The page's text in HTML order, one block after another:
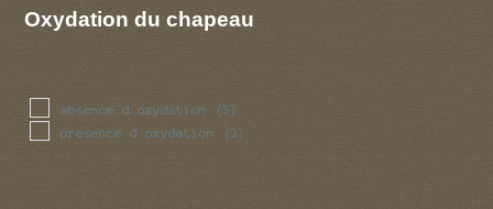
Oxydation du chapeau
absence d oxydation (5)
presence d oxydation (2)